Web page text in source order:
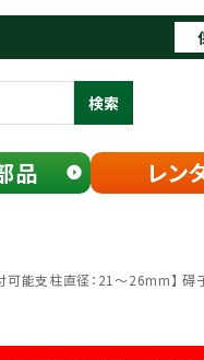
検索
品 レン
能支柱直径：21～26mm】 碍